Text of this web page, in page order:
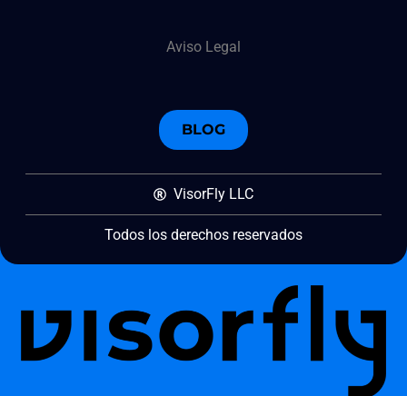
Aviso Legal
BLOG
VisorFly LLC
Todos los derechos reservados